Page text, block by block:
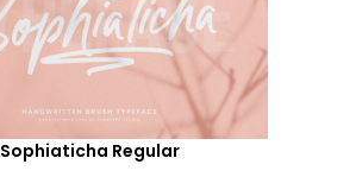
Sophiaticha Regular